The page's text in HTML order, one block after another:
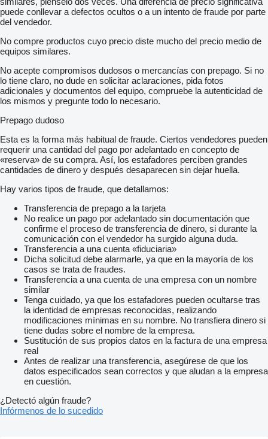
puede conllevar a defectos ocultos o a un intento de fraude por parte
del vendedor.
No compre productos cuyo precio diste mucho del precio medio de
equipos similares.
No acepte compromisos dudosos o mercancías con prepago. Si no
lo tiene claro, no dude en solicitar aclaraciones, pida fotos
adicionales y documentos del equipo, compruebe la autenticidad de
los mismos y pregunte todo lo necesario.
Prepago dudoso
Esta es la forma más habitual de fraude. Ciertos vendedores pueden
requerir una cantidad del pago por adelantado en concepto de
«reserva» de su compra. Así, los estafadores perciben grandes
cantidades de dinero y después desaparecen sin dejar huella.
Hay varios tipos de fraude, que detallamos:
Transferencia de prepago a la tarjeta
No realice un pago por adelantado sin documentación que
confirme el proceso de transferencia de dinero, si durante la
comunicación con el vendedor ha surgido alguna duda.
Transferencia a una cuenta «fiduciaria»
Dicha solicitud debe alarmarle, ya que en la mayoría de los
casos se trata de fraudes.
Transferencia a una cuenta de una empresa con un nombre
similar
Tenga cuidado, ya que los estafadores pueden ocultarse tras
la identidad de empresas reconocidas, realizando
modificaciones mínimas en su nombre. No transfiera dinero si
tiene dudas sobre el nombre de la empresa.
Sustitución de sus propios datos en la factura de una empresa
real
Antes de realizar una transferencia, asegúrese de que los
datos especificados sean correctos y que aludan a la empresa
en cuestión.
¿Detectó algún fraude?
Infórmenos de lo sucedido